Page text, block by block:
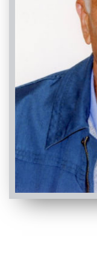
Saluzzo, Chiesa
06/11/2022 18:00
FUNERALE
Saluzzo, Chiesa
Ausiliatrice
08/10/2022 14:30
ROSARIO
Saluzzo, Chiesa
07/10/2022 17:30
Visibile a tutti